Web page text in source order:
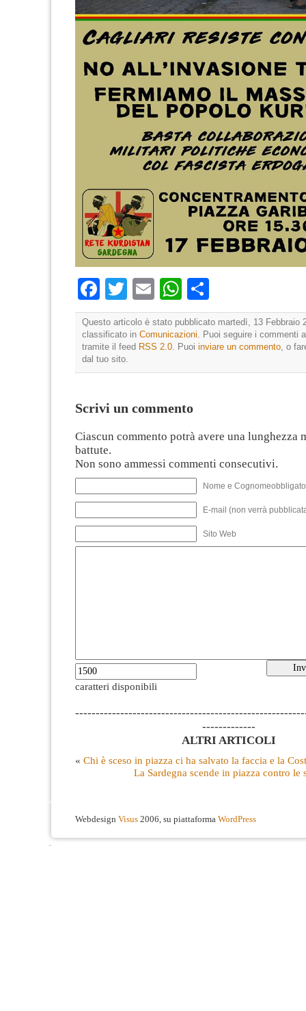
Facebook
TwitterEmailWhatsApp
Questo articolo è stato pubblicato martedì, 13 Febbraio
classificato in Comunicazioni. Puoi seguire i commenti
tramite il feed RSS 2.0. Puoi inviare un commento, o
dal tuo sito.
Scrivi un commento
Ciascun commento potrà avere una lunghezza
battute.
Non sono ammessi commenti consecutivi.
Nome e
E-mail (non verrà
Sito Web
caratteri disponibili
-------------
ALTRI ARTICOLI
« Chi è sceso in piazza ci ha salvato la faccia e la
La Sardegna scende in piazza contro le
Webdesign Visus 2006, su piattaforma WordPress